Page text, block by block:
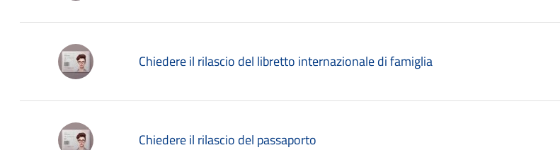
Chiedere il rilascio del libretto internazionale di famiglia
Chiedere il rilascio del passaporto